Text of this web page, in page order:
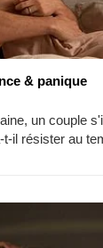
& panique
un couple
t-il résister au